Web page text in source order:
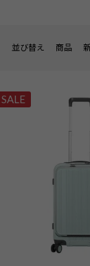
並び替え 商品
SALE